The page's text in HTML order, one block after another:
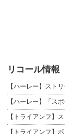
リコール情報
【ハーレー】スト
【トライアンフ】